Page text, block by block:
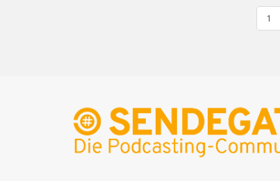
SEITENNUMMERIERUNG
1